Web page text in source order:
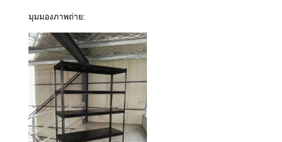
มุมมองภาพถ่าย: